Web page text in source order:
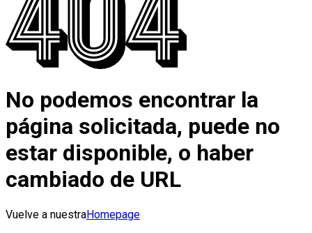
No podemos encontrar la
página solicitada, puede no
estar disponible, o haber
cambiado de URL
Vuelve a nuestraHomepage